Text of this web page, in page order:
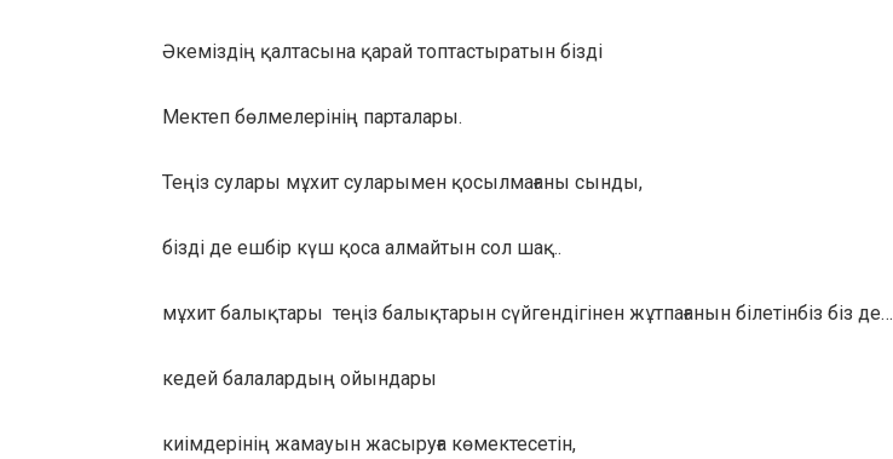
Әкеміздің қалтасына қарай топтастыратын бізді
Мектеп бөлмелерінің парталары.
Теңіз сулары мұхит суларымен қосылмағаны сынды,
бізді де ешбір күш қоса алмайтын сол шақ..
мұхит балықтары теңіз балықтарын сүйгендігінен жұтпағанын білетінбіз біз де…
кедей балалардың ойындары
киімдерінің жамауын жасыруға көмектесетін,